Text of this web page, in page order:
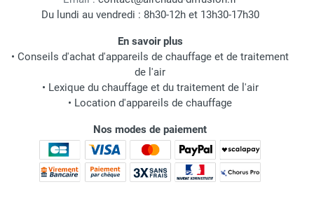
Du lundi au vendredi : 8h30-12h et 13h30-17h30
En savoir plus
• Conseils d'achat d'appareils de chauffage et de traitement
de l'air
• Lexique du chauffage et du traitement de l'air
• Location d'appareils de chauffage
Nos modes de paiement